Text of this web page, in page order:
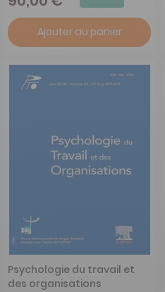
Ajouter au panier
Psychologie du travail et
des organisations